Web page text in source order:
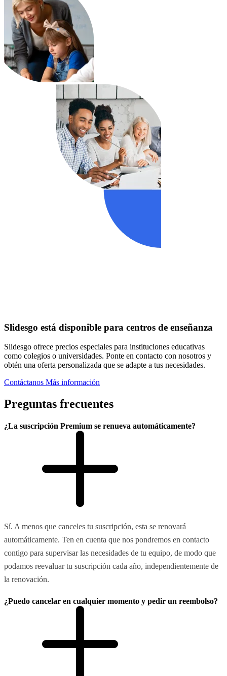
Slidesgo está disponible para centros de enseñanza
Slidesgo ofrece precios especiales para instituciones educativas
como colegios o universidades. Ponte en contacto con nosotros y
obtén una oferta personalizada que se adapte a tus necesidades.
Contáctanos Más información
Preguntas frecuentes
¿La suscripción Premium se renueva automáticamente?
Sí. A menos que canceles tu suscripción, esta se renovará
automáticamente. Ten en cuenta que nos pondremos en contacto
contigo para supervisar las necesidades de tu equipo, de modo que
podamos reevaluar tu suscripción cada año, independientemente de
la renovación.
¿Puedo cancelar en cualquier momento y pedir un reembolso?